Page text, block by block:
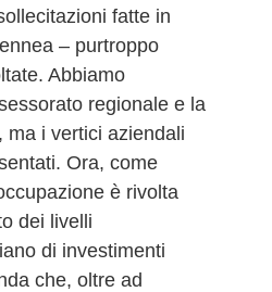
fatte in
– purtroppo
Abbiamo
regionale e la
ma i vertici aziendali
Ora, come
è rivolta
dei livelli
di investimenti
che, oltre ad